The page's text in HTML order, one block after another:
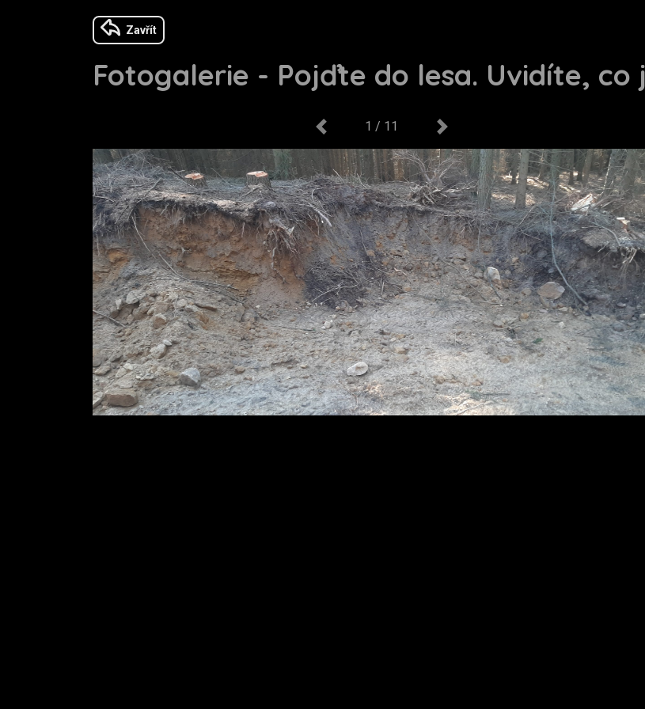
Zavřít
Fotogalerie - Pojďte do lesa. Uvidíte, co
1 / 11
Previous Next